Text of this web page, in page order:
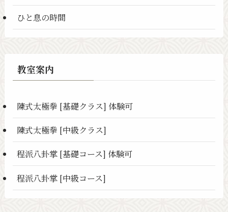
ひと息の時間
教室案内
陳式太極拳 [基礎クラス] 体験可
陳式太極拳 [中級クラス]
程派八卦掌 [基礎コース] 体験可
程派八卦掌 [中級コース]